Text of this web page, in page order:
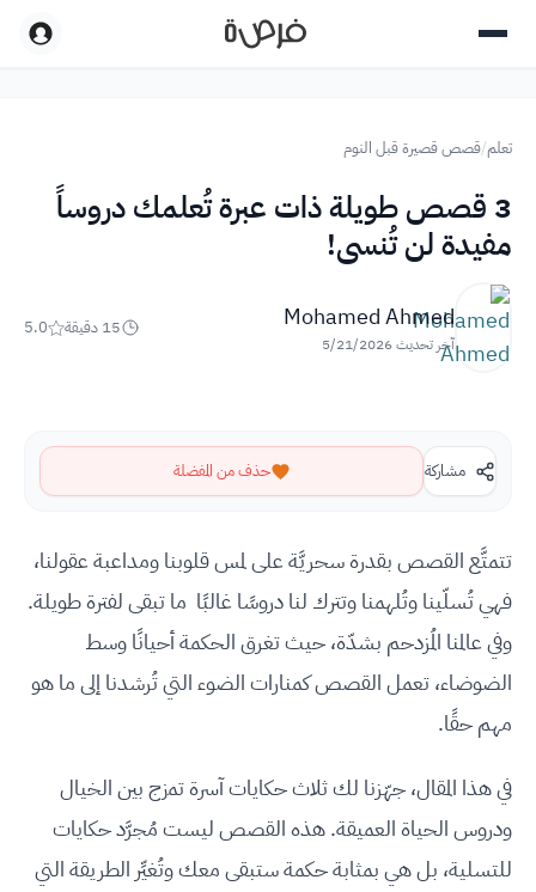
تعلم/قصص قصيرة قبل النوم
3 قصص طويلة ذات عبرة تُعلمك دروساً
مفيدة لن تُنسى!
Mohamed Ahmed
آخر تحديث5/21/2026
15 دقيقة 5.0
مشاركة حذف من المفضلة
تتمتَّع القصص بقدرة سحريَّة على لمس قلوبنا ومداعبة عقولنا،
فهي تُسلّينا وتُلهمنا وتترك لنا دروسًا غالبًا ما تبقى لفترة طويلة.
وفي عالمنا المُزدحم بشدّة، حيث تغرق الحكمة أحيانًا وسط
الضوضاء، تعمل القصص كمنارات الضوء التي تُرشدنا إلى ما هو
مهم حقًا.
في هذا المقال، جهّزنا لك ثلاث حكايات آسرة تمزج بين الخيال
ودروس الحياة العميقة. هذه القصص ليست مُجرَّد حكايات
للتسلية، بل هي بمثابة حكمة ستبقى معك وتُغيِّر الطريقة التي